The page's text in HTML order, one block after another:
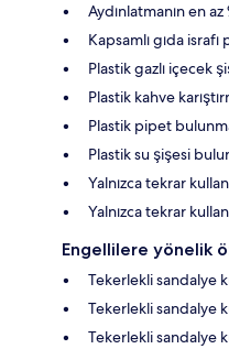
Aydınlatmanın en
Kapsamlı gıda israfı
Plastik gazlı içecek
Plastik kahve
Plastik pipet
Plastik su şişesi
Yalnızca tekrar
Yalnızca tekrar
Engellilere yönelik
Tekerlekli sandalye
Tekerlekli sandalye
Tekerlekli sandalye